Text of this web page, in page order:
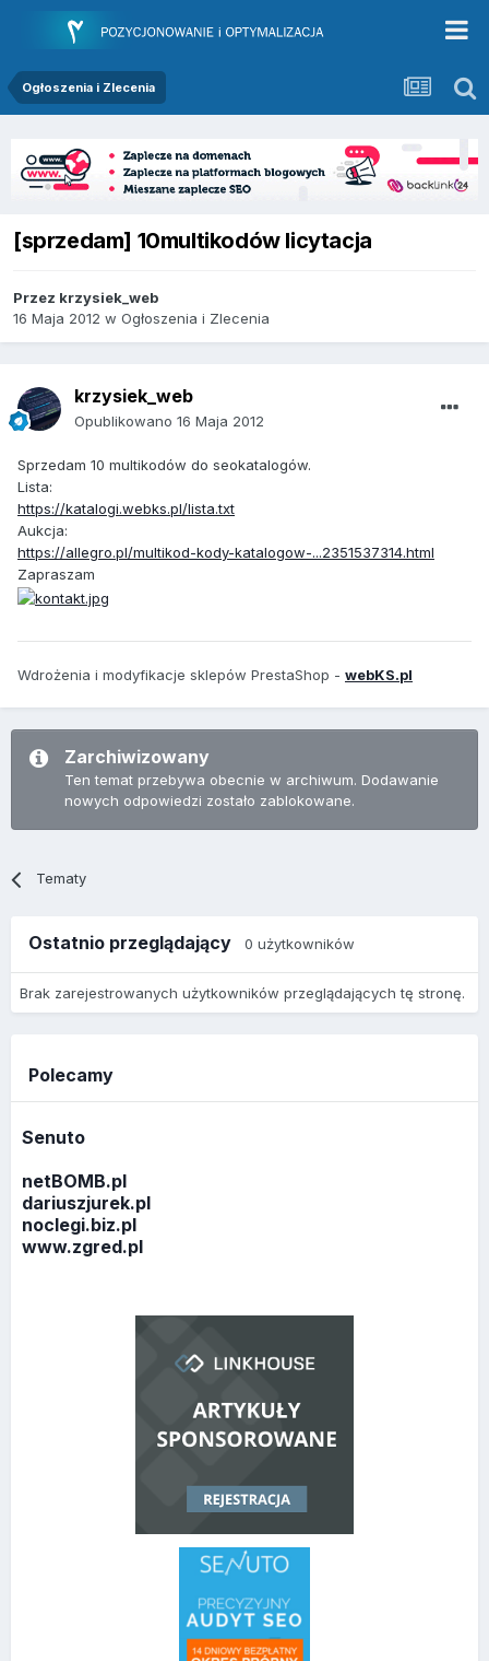
Ogłoszenia i Zlecenia
[sprzedam] 10multikodów licytacja
Przez krzysiek_web
16 Maja 2012 w Ogłoszenia i Zlecenia
krzysiek_web
Opublikowano 16 Maja 2012
Sprzedam 10 multikodów do seokatalogów.
Lista:
https://katalogi.webks.pl/lista.txt
Aukcja:
https://allegro.pl/multikod-kody-katalogow-...2351537314.html
Zapraszam
Wdrożenia i modyfikacje sklepów PrestaShop - webKS.pl
Zarchiwizowany
Ten temat przebywa obecnie w archiwum. Dodawanie
nowych odpowiedzi zostało zablokowane.
Tematy
Ostatnio przeglądający 0 użytkowników
Brak zarejestrowanych użytkowników przeglądających tę stronę.
Polecamy
Senuto
netBOMB.pl
dariuszjurek.pl
noclegi.biz.pl
www.zgred.pl